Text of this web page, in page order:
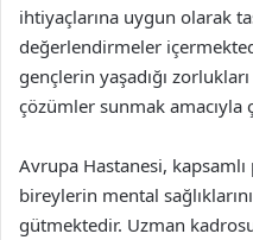
ihtiyaçlarına uygun olarak
değerlendirmeler
gençlerin yaşadığı
çözümler sunmak amacıyla
Avrupa Hastanesi,
bireylerin mental
gütmektedir. Uzman